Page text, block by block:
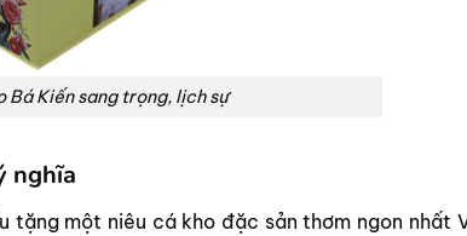
Bá Kiến sang trọng, lịch sự
nghĩa
tặng một niêu cá kho đặc sản thơm ngon nhất